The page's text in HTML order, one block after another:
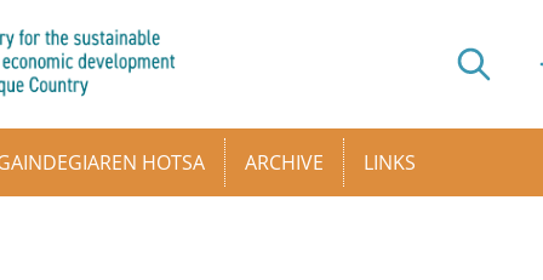
HOTSA ARCHIVE LINKS